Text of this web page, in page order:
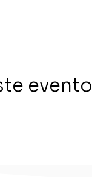
evento